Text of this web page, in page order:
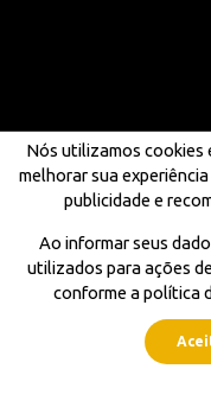
Nós utilizamos cookies
melhorar sua
publicidade e
Ao informar seus
utilizados para ações
conforme a política